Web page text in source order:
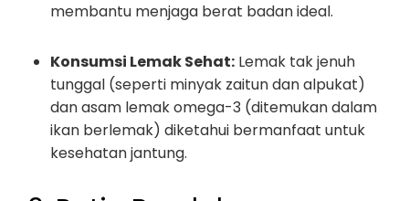
membantu menjaga berat badan ideal.
Konsumsi Lemak Sehat: Lemak tak jenuh
tunggal (seperti minyak zaitun dan alpukat)
dan asam lemak omega-3 (ditemukan dalam
ikan berlemak) diketahui bermanfaat untuk
kesehatan jantung.